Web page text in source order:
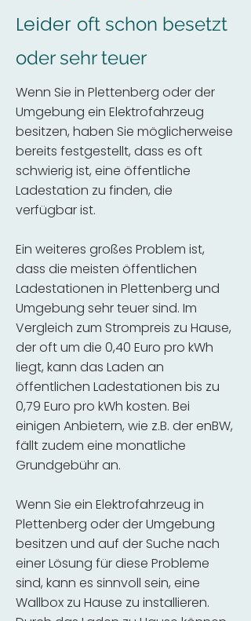
Leider oft schon besetzt
oder sehr teuer
Wenn Sie in Plettenberg oder der
Umgebung ein Elektrofahrzeug
besitzen, haben Sie möglicherweise
bereits festgestellt, dass es oft
schwierig ist, eine öffentliche
Ladestation zu finden, die
verfügbar ist.
Ein weiteres großes Problem ist,
dass die meisten öffentlichen
Ladestationen in Plettenberg und
Umgebung sehr teuer sind. Im
Vergleich zum Strompreis zu Hause,
der oft um die 0,40 Euro pro kWh
liegt, kann das Laden an
öffentlichen Ladestationen bis zu
0,79 Euro pro kWh kosten. Bei
einigen Anbietern, wie z.B. der enBW,
fällt zudem eine monatliche
Grundgebühr an.
Wenn Sie ein Elektrofahrzeug in
Plettenberg oder der Umgebung
besitzen und auf der Suche nach
einer Lösung für diese Probleme
sind, kann es sinnvoll sein, eine
Wallbox zu Hause zu installieren.